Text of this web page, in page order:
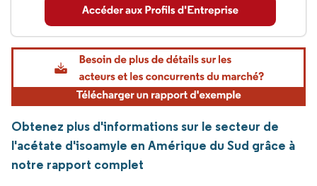
Obtenez plus d'informations sur le secteur de
l'acétate d'isoamyle en Amérique du Sud grâce à
notre rapport complet